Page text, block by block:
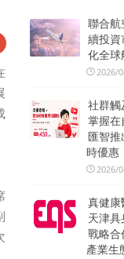
聯合航
續投資
化全球
2026/
社群觸
掌握
匯智
時優惠
2026/
真健
天津
戰略合
產業生